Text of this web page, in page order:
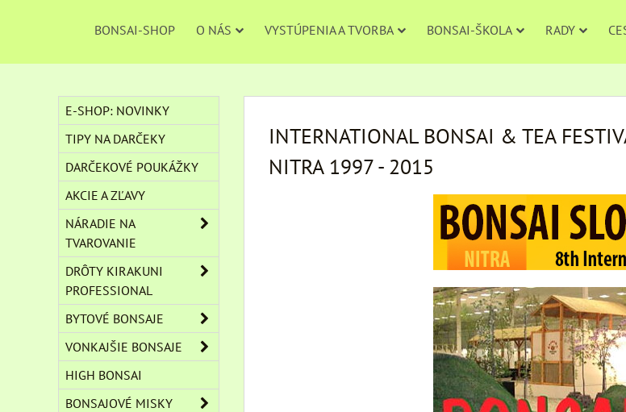
BONSAI-SHOP O NÁS VYSTÚPENIA A TVORBA BONSAI-ŠKOLA RADY
INTERNATIONAL BONSAI & TEA
NITRA 1997 - 2015
E-SHOP: NOVINKY
TIPY NA DARČEKY
DARČEKOVÉ POUKÁŽKY
AKCIE A ZĽAVY
NÁRADIE NA
TVAROVANIE
DRÔTY KIRAKUNI
PROFESSIONAL
BYTOVÉ BONSAJE
VONKAJŠIE BONSAJE
HIGH BONSAI
BONSAJOVÉ MISKY